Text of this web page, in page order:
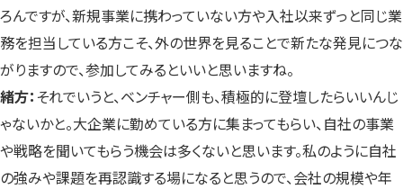
ろんですが、新規事業に携わっていない方や入社以来ずっと同じ業
務を担当している方こそ、外の世界を見ることで新たな発見につな
がりますので、参加してみるといいと思いますね。
緒方： それでいうと、ベンチャー側も、積極的に登壇したらいいんじ
ゃないかと。大企業に勤めている方に集まってもらい、自社の事業
や戦略を聞いてもらう機会は多くないと思います。私のように自社
の強みや課題を再認識する場になると思うので、会社の規模や年